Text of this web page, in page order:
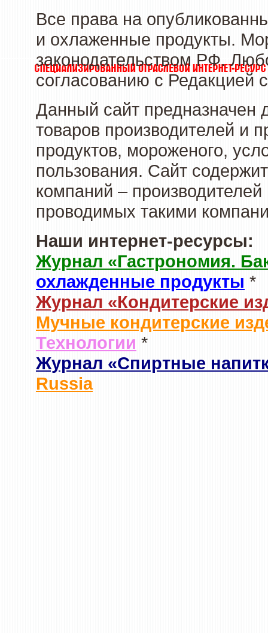
Все права на
и охлаженные продукты.
законодательством РФ.
согласованию с Редакцией
Данный сайт предназначен
товаров производителей и
продуктов, мороженого,
пользования. Сайт
компаний –
проводимых такими
Наши интернет-ресурсы:
Журнал «Гастрономия.
охлажденные продукты *
Журнал «Кондитерские
Мучные кондитерские
Технологии *
Журнал «Спиртные
Russia